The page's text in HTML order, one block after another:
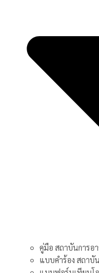
คู่มือ สถาบันการอ
แบบคำร้อง สถาบั